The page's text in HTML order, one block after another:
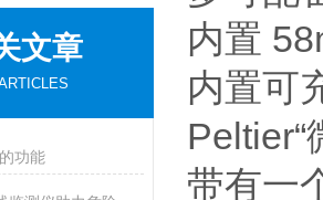
文章
功能
内置
内置可
带有一